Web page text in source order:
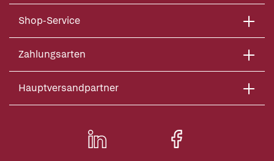
Shop-Service
Zahlungsarten
Hauptversandpartner